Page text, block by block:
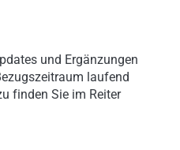
und Ergänzungen
laufend
finden Sie im Reiter